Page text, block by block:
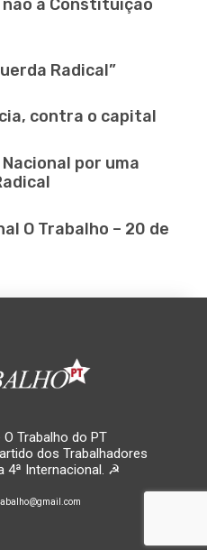
não à Constituição
Radical”
contra o capital
por uma
O Trabalho – 20 de
Trabalho do PT
dos Trabalhadores
4ª Internacional. ☭